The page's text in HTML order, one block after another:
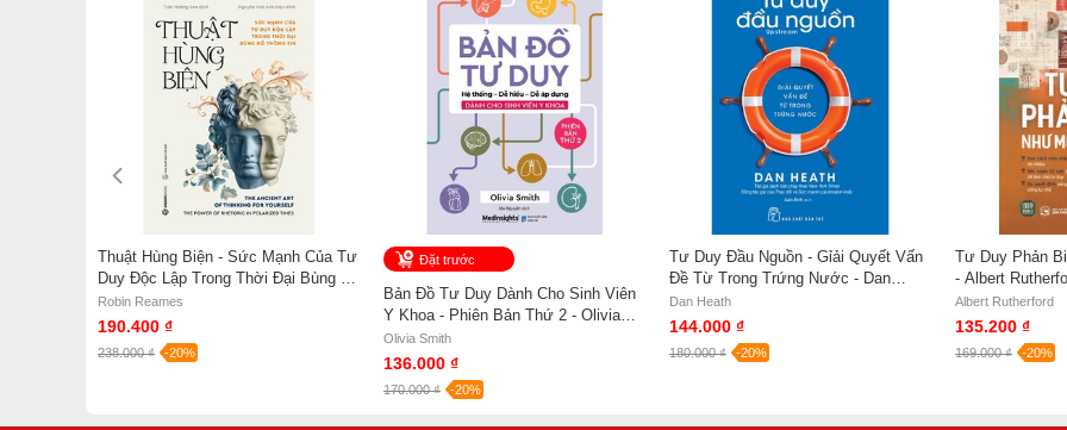
Thuật Hùng Biện - Sức Mạnh Của Tư
Duy Độc Lập Trong Thời Đại Bùng Nổ
Thông Tin - Robin Reames
Robin Reames
190.400 ₫
238.000 ₫ -20%
Đặt trước
Bản Đồ Tư Duy Dành Cho Sinh Viên
Y Khoa - Phiên Bản Thứ 2 - Olivia
Smith
Olivia Smith
136.000 ₫
170.000 ₫ -20%
Tư Duy Đầu Nguồn - Gỉải Quyết Vấn
Đề Từ Trong Trứng Nước - Dan
Heath
Dan Heath
144.000 ₫
180.000 ₫ -20%
Tư Duy Phản
- Albert
Albert Rutherford
135.200 ₫
169.000 ₫ -20%